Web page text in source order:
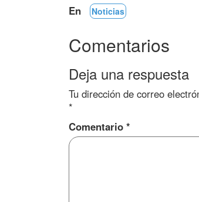
En
Noticias
Comentarios
Deja una respuesta
Tu dirección de correo
*
Comentario *